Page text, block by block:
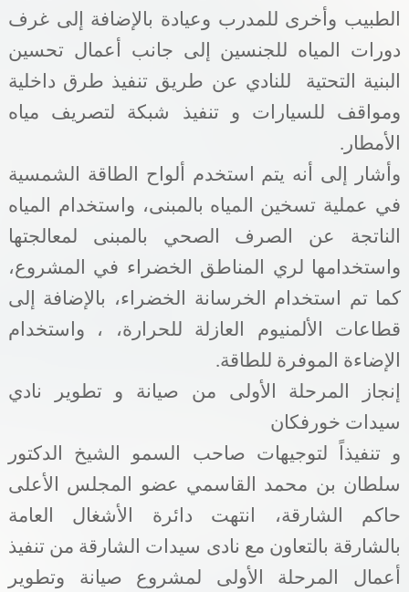
الطبيب وأخرى للمدرب وعيادة بالإضافة إلى غرف
دورات المياه للجنسين إلى جانب أعمال تحسين
البنية التحتية
للنادي عن طريق تنفيذ طرق داخلية
ومواقف للسيارات و تنفيذ شبكة لتصريف مياه
الأمطار.
وأشار إلى أنه يتم استخدم ألواح الطاقة الشمسية
في عملية تسخين المياه بالمبنى، واستخدام المياه
الناتجة عن الصرف الصحي بالمبنى لمعالجتها
واستخدامها لري المناطق الخضراء في المشروع،
كما تم استخدام الخرسانة الخضراء، بالإضافة إلى
قطاعات الألمنيوم العازلة للحرارة، ، واستخدام
الإضاءة الموفرة للطاقة.
إنجاز المرحلة الأولى من صيانة و تطوير نادي
سيدات خورفكان
و تنفيذاً لتوجيهات صاحب السمو الشيخ الدكتور
سلطان بن محمد القاسمي عضو المجلس الأعلى
حاكم الشارقة، انتهت دائرة الأشغال العامة
بالشارقة بالتعاون مع نادى سيدات الشارقة من تنفيذ
أعمال المرحلة الأولى لمشروع صيانة وتطوير